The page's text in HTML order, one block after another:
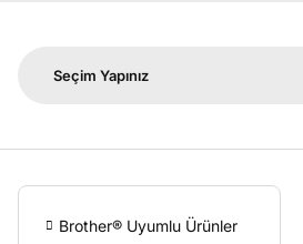
Brother® Uyumlu Ürünler